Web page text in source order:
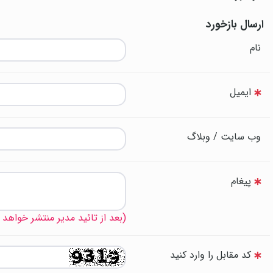
ارسال بازخورد
نام
ایمیل
وب سایت / وبلاگ
پیغام
(بعد از تائید مدیر منتشر
کد مقابل را وارد کنید